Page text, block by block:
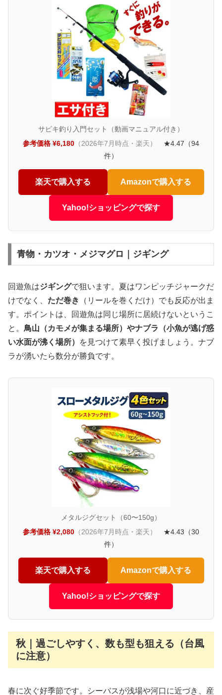
サビキ釣り入門セット（動画マニュアル付き）
参考価格 ¥6,180 （2026年7月時点・楽天）
★4.47（94
件）
楽天で購入する Amazonで購入する
Yahoo!ショッピングで探す
青物・カツオ・メジマグロ｜ジギング
回遊魚はジギングで狙います。夏はワンピッチジャークだ
けでなく、 ただ巻き
（リールを巻くだけ）でも反応が出ま
す。ポイントは、回遊魚は同じ場所に居続けないというこ
と。 鳥山（カモメが集まる場所）やナブラ（小魚が逃げ惑
い水面が沸く場所）
を見つけて素早く投げましょう。ナブ
ラが湧いたら数分が勝負です。
メタルジグセット（60〜150g）
参考価格 ¥2,080 （2026年7月時点・楽天）
★4.43（30
件）
楽天で購入する Amazonで購入する
Yahoo!ショッピングで探す
秋｜過ごしやすく、数も型も狙える（台風
に注意）
春に次ぐ好季節です。シーバスが浅場や河口に近づき、産